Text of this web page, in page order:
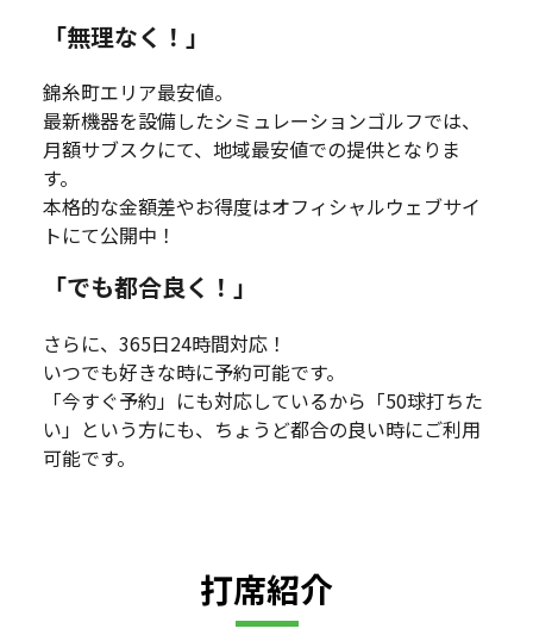
「無理なく！」
錦糸町エリア最安値。
最新機器を設備したシミュレーションゴルフでは、
月額サブスクにて、地域最安値での提供となりま
す。
本格的な金額差やお得度はオフィシャルウェブサイ
トにて公開中！
「でも都合良く！」
さらに、365日24時間対応！
いつでも好きな時に予約可能です。
「今すぐ予約」にも対応しているから「50球打ちた
い」という方にも、ちょうど都合の良い時にご利用
可能です。
打席紹介